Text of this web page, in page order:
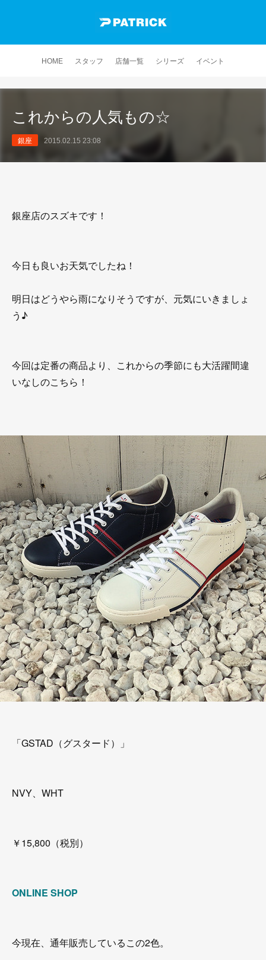
HOME スタッフ 店舗一覧 シリーズ イベント
これからの人気もの☆
銀座 2015.02.15 23:08
銀座店のスズキです！
今日も良いお天気でしたね！
明日はどうやら雨になりそうですが、元気にいきましょ
う♪
今回は定番の商品より、これからの季節にも大活躍間違
いなしのこちら！
「GSTAD（グスタード）」
NVY、WHT
￥15,800（税別）
ONLINE SHOP
今現在、通年販売しているこの2色。